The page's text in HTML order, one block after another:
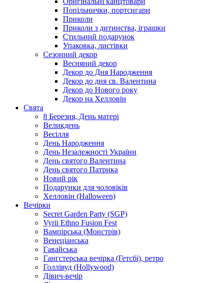
Попільнички, портсигари
Приколи
Приколи з дитинства, іграшки
Стильний подарунок
Упаковка, листівки
Сезонний декор
Весняний декор
Декор до Дня Народження
Декор до дня св. Валентина
Декор до Нового року
Декор на Хелловін
Свята
8 Березня, День матері
Великдень
Весілля
День Народження
День Незалежності України
День святого Валентина
День святого Патрика
Новий рік
Подарунки для чоловіків
Хелловін (Halloween)
Вечірки
Secret Garden Party (SGP)
Vyrii Ethno Fusion Fest
Вампірська (Монстрів)
Венеціанська
Гавайська
Гангстерська вечірка (Гетсбі), ретро
Голлівуд (Hollywood)
Дівич-вечір